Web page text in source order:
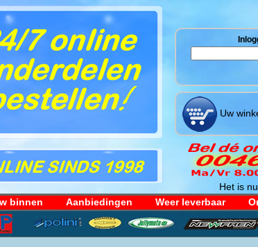
Uw
Het is
binnen Aanbiedingen Weer leverbaar